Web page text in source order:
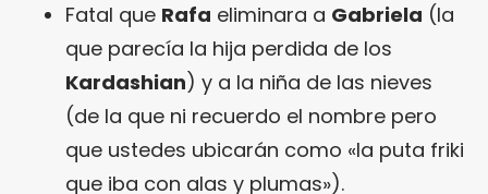
Fatal que Rafa eliminara a Gabriela (la
que parecía la hija perdida de los
Kardashian) y a la niña de las nieves
(de la que ni recuerdo el nombre pero
que ustedes ubicarán como «la puta friki
que iba con alas y plumas»).